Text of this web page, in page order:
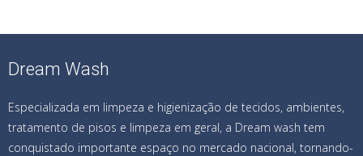
Dream Wash
Especializada em limpeza e higienização de tecidos, ambientes,
tratamento de pisos e limpeza em geral, a Dream wash tem
conquistado importante espaço no mercado nacional, tornando-